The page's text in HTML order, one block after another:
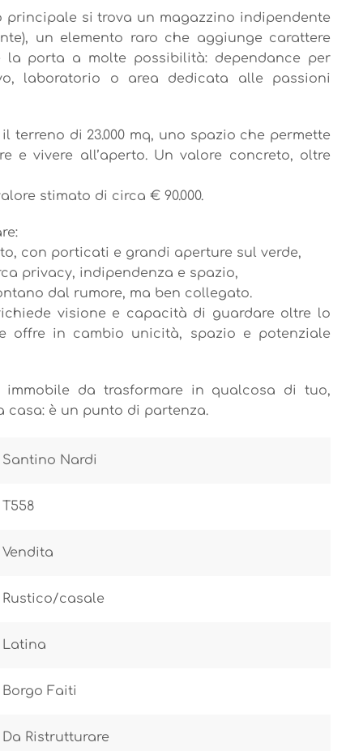
si trova un magazzino indipendente
un elemento raro che aggiunge carattere
porta a molte possibilità: dependance per
laboratorio o area dedicata alle passioni
terreno di 23.000 mq, uno spazio che permette
e vivere all’aperto. Un valore concreto, oltre
stimato di circa € 90.000.
con porticati e grandi aperture sul verde,
privacy, indipendenza e spazio,
dal rumore, ma ben collegato.
visione e capacità di guardare oltre lo
offre in cambio unicità, spazio e potenziale
da trasformare in qualcosa di tuo,
casa: è un punto di partenza.
Santino Nardi
T558
Vendita
Rustico/casale
Latina
Borgo Faiti
Da Ristrutturare